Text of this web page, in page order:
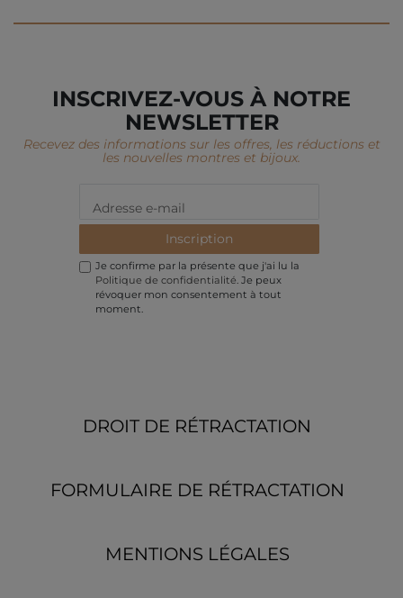
INSCRIVEZ-VOUS À NOTRE
NEWSLETTER
Recevez des informations sur les offres, les réductions et
les nouvelles montres et bijoux.
Inscription
Je confirme par la présente que j'ai lu la
Politique de confidentialité. Je peux
révoquer mon consentement à tout
moment.
DROIT DE RÉTRACTATION
FORMULAIRE DE RÉTRACTATION
MENTIONS LÉGALES